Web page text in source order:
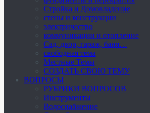
Стройка и Домовладение
стены и конструкции
электричество
коммуникации и отопление
Cад, двор, гараж, баня…
свободная тема
Местные Темы
СОЗДАТЬ СВОЮ ТЕМУ
ВОПРОСЫ
РУБРИКИ ВОПРОСОВ
Инструменты
Водоснабжение